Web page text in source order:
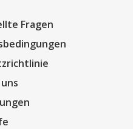
Fragen